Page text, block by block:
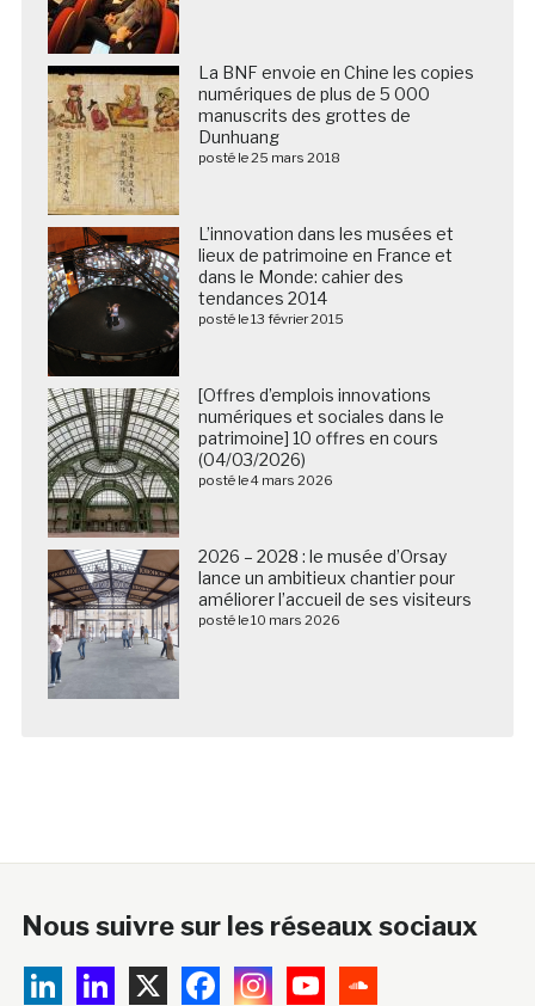
La BNF envoie en Chine les copies
numériques de plus de 5 000
manuscrits des grottes de
Dunhuang
posté le 25 mars 2018
L’innovation dans les musées et
lieux de patrimoine en France et
dans le Monde: cahier des
tendances 2014
posté le 13 février 2015
[Offres d’emplois innovations
numériques et sociales dans le
patrimoine] 10 offres en cours
(04/03/2026)
posté le 4 mars 2026
2026 – 2028 : le musée d’Orsay
lance un ambitieux chantier pour
améliorer l’accueil de ses visiteurs
posté le 10 mars 2026
Nous suivre sur les réseaux sociaux